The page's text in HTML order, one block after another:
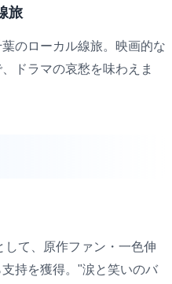
旅
のローカル線旅。映画的な
ドラマの哀愁を味わえま
て、原作ファン・一色伸
持を獲得。"涙と笑いのバ